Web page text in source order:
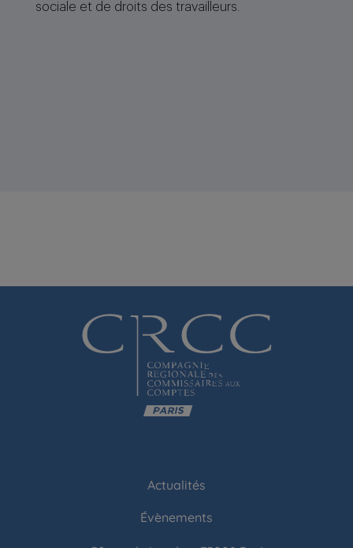
sociale et de droits des travailleurs.
Actualités
Évènements